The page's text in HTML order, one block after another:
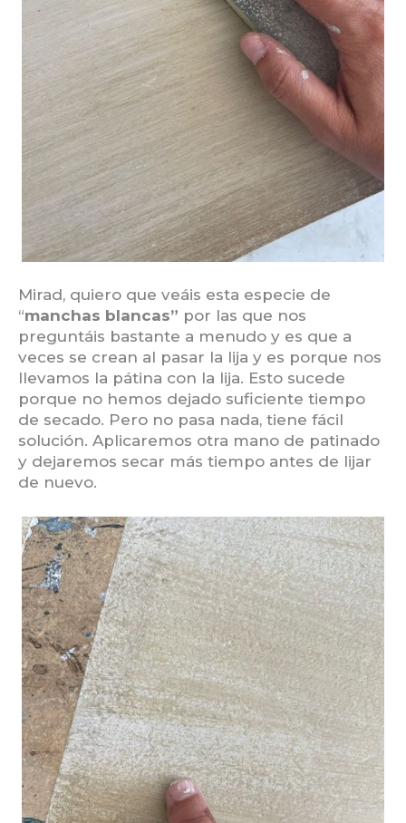
Mirad, quiero que veáis esta especie de
“manchas blancas” por las que nos
preguntáis bastante a menudo y es que a
veces se crean al pasar la lija y es porque nos
llevamos la pátina con la lija. Esto sucede
porque no hemos dejado suficiente tiempo
de secado. Pero no pasa nada, tiene fácil
solución. Aplicaremos otra mano de patinado
y dejaremos secar más tiempo antes de lijar
de nuevo.